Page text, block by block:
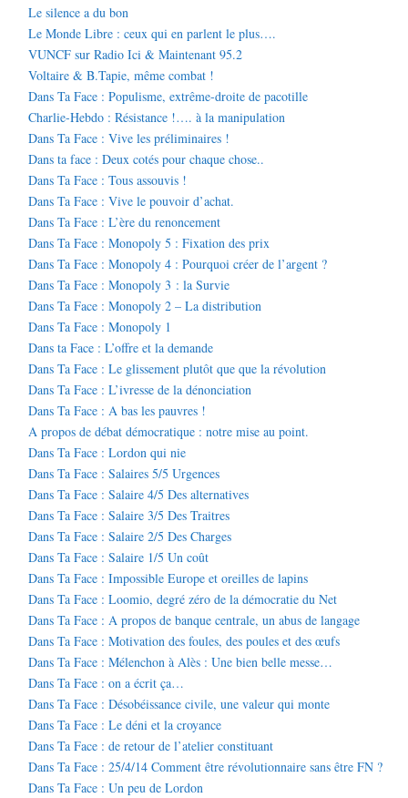
Le silence a du bon
Le Monde Libre : ceux qui en parlent le plus….
VUNCF sur Radio Ici & Maintenant 95.2
Voltaire & B.Tapie, même combat !
Dans Ta Face : Populisme, extrême-droite de pacotille
Charlie-Hebdo : Résistance !…. à la manipulation
Dans Ta Face : Vive les préliminaires !
Dans ta face : Deux cotés pour chaque chose..
Dans Ta Face : Tous assouvis !
Dans Ta Face : Vive le pouvoir d’achat.
Dans Ta Face : L’ère du renoncement
Dans Ta Face : Monopoly 5 : Fixation des prix
Dans Ta Face : Monopoly 4 : Pourquoi créer de l’argent ?
Dans Ta Face : Monopoly 3 : la Survie
Dans Ta Face : Monopoly 2 – La distribution
Dans Ta Face : Monopoly 1
Dans ta Face : L’offre et la demande
Dans Ta Face : Le glissement plutôt que que la révolution
Dans Ta Face : L’ivresse de la dénonciation
Dans Ta Face : A bas les pauvres !
A propos de débat démocratique : notre mise au point.
Dans Ta Face : Lordon qui nie
Dans Ta Face : Salaires 5/5 Urgences
Dans Ta Face : Salaire 4/5 Des alternatives
Dans Ta Face : Salaire 3/5 Des Traitres
Dans Ta Face : Salaire 2/5 Des Charges
Dans Ta Face : Salaire 1/5 Un coût
Dans Ta Face : Impossible Europe et oreilles de lapins
Dans Ta Face : Loomio, degré zéro de la démocratie du Net
Dans Ta Face : A propos de banque centrale, un abus de langage
Dans Ta Face : Motivation des foules, des poules et des œufs
Dans Ta Face : Mélenchon à Alès : Une bien belle messe…
Dans Ta Face : on a écrit ça…
Dans Ta Face : Désobéissance civile, une valeur qui monte
Dans Ta Face : Le déni et la croyance
Dans Ta Face : de retour de l’atelier constituant
Dans Ta Face : 25/4/14 Comment être révolutionnaire sans être FN ?
Dans Ta Face : Un peu de Lordon